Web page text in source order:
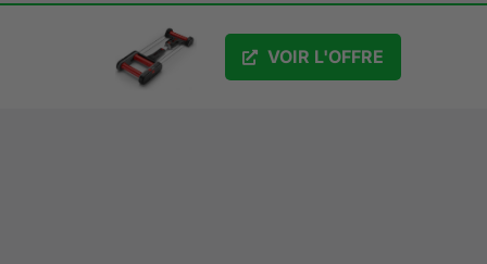
GRATUIT VOIR L'OFFRE